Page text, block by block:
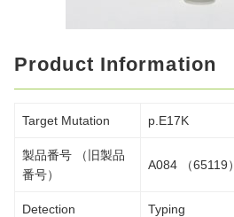
Product Information
Target Mutation p.E17K
製品番号 （旧製品
番号）
A084 （65119）
Detection Typing